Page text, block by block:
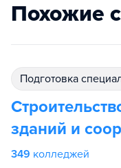
Похожие
подготовка
зданий и
349 колледжей